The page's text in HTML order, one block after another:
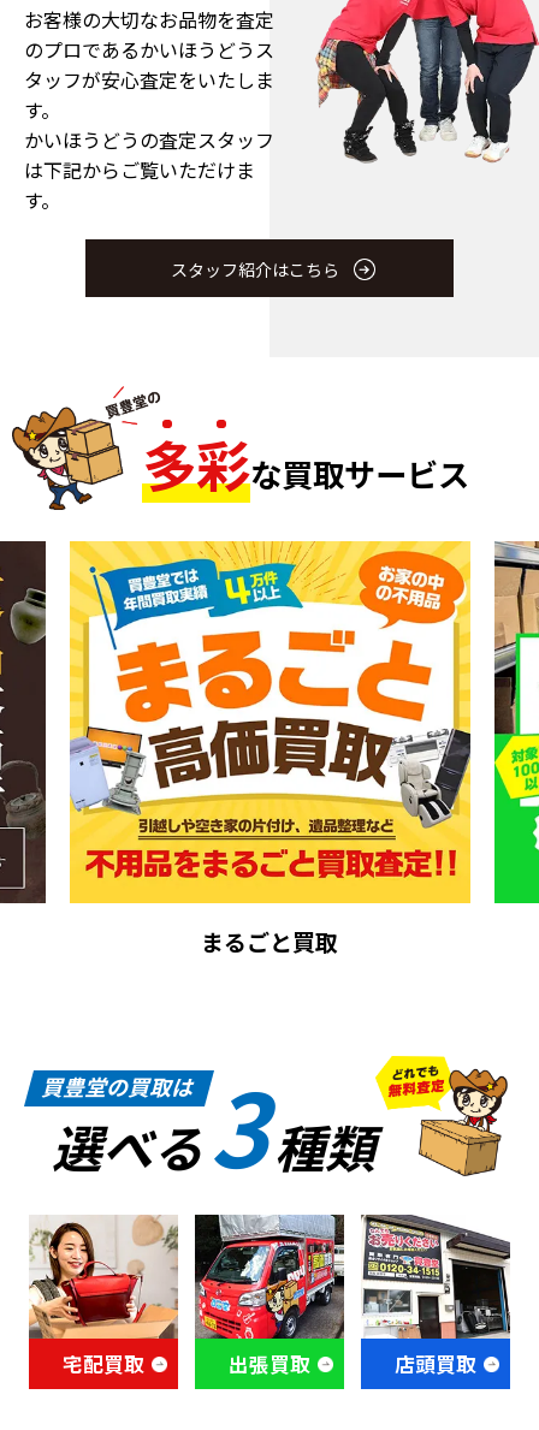
お客様の大切なお品物を査定
のプロであるかいほうどうス
タッフが安心査定をいたしま
す。
かいほうどうの査定スタッフ
は下記からご覧いただけま
す。
スタッフ紹介はこちら
多彩な買取サービス
まるごと買取
買豊堂の買取は
選べる3種類
宅配買取 出張買取 店頭買取